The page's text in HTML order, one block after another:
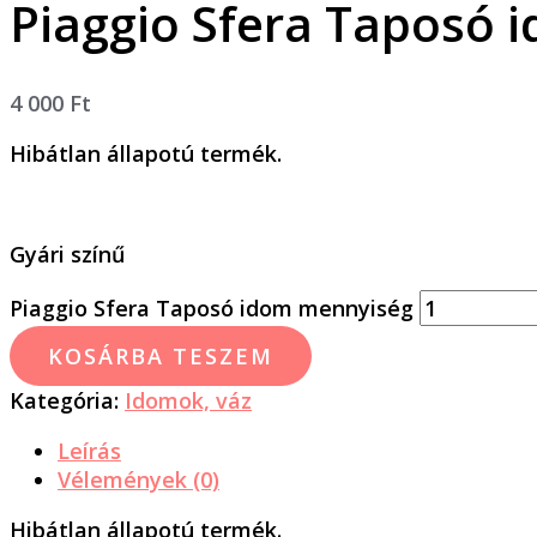
Piaggio Sfera Taposó
4 000 Ft
Hibátlan állapotú termék.
Gyári színű
Piaggio Sfera Taposó idom mennyiség
KOSÁRBA TESZEM
Kategória: Idomok, váz
Leírás
Vélemények (0)
Hibátlan állapotú termék.